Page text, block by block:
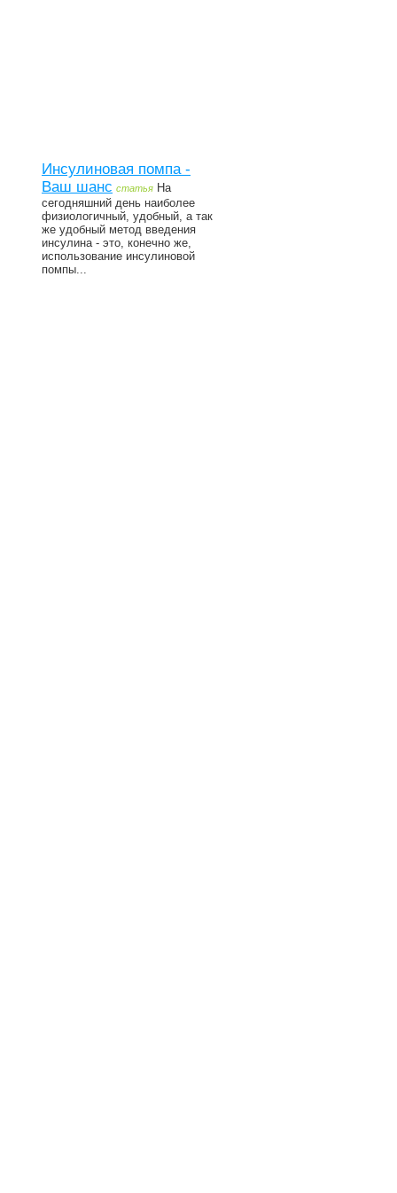
Инсулиновая помпа -
Ваш шанс статья На
сегодняшний день наиболее
физиологичный, удобный, а так
же удобный метод введения
инсулина - это, конечно же,
использование инсулиновой
помпы...